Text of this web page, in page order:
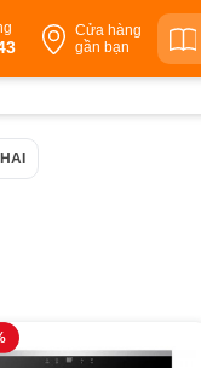
Cửa hàng
gần bạn